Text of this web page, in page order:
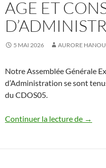
AGE ET
5 MAI 2026 AURORE
Notre Assemblée Générale
d’Administration se sont
du CDOS05.
Continuer la lecture de AGE
→